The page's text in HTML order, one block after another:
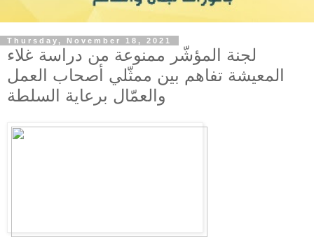
Thursday, November 18, 2021
لجنة المؤشّر ممنوعة من دراسة غلاء
المعيشة تفاهم بين ممثّلي أصحاب العمل
والعمّال برعاية السلطة